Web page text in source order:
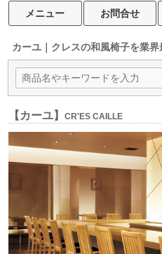
メニュー お問合せ
カーユ｜クレスの和風椅子を業界
【カーユ】CR'ES CAILLE